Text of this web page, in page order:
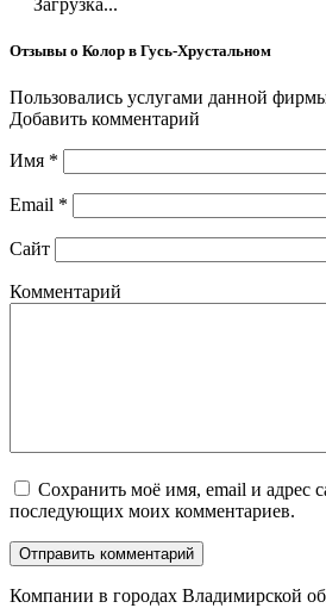
Отзывы о Колор в Гусь-Хрустальном
Пользовались услугами данной
Добавить комментарий
Имя *
Email *
Сайт
Комментарий
Сохранить моё имя, email и адрес
последующих моих комментариев.
Компании в городах Владимирской